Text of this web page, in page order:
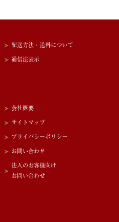
配送方法・送料について
通信法表示
会社概要
サイトマップ
プライバシーポリシー
お問い合わせ
法人のお客様向け
お問い合わせ